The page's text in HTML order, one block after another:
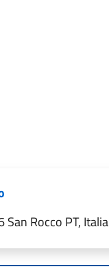
Rocco PT, Italia